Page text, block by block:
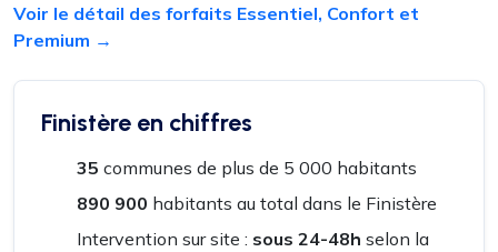
Voir le détail des forfaits Essentiel, Confort et
Premium →
Finistère en chiffres
35 communes de plus de 5 000 habitants
890 900 habitants au total dans le Finistère
Intervention sur site : sous 24-48h selon la